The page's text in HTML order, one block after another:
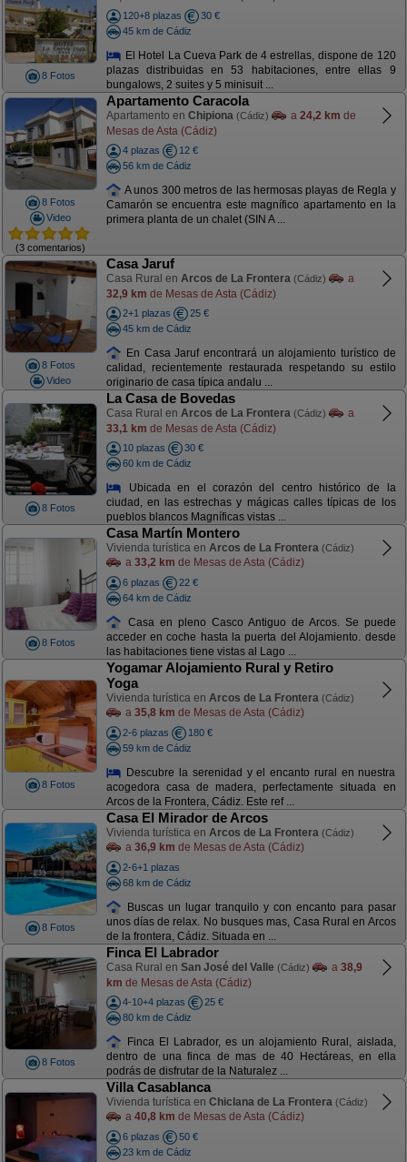
8 Fotos
120+8 plazas
30 €
45 km de Cádiz
El Hotel La Cueva Park de 4 estrellas, dispone de 120
plazas distribuidas en 53 habitaciones, entre ellas 9
bungalows, 2 suites y 5 minisuit ...
8 Fotos
Video
(3 comentarios)
Apartamento Caracola
Apartamento en Chipiona (Cádiz) a 24,2 km de
Mesas de Asta (Cádiz)
4 plazas
12 €
56 km de Cádiz
A unos 300 metros de las hermosas playas de Regla y
Camarón se encuentra este magnífico apartamento en la
primera planta de un chalet (SIN A ...
8 Fotos
Video
Casa Jaruf
Casa Rural en Arcos de La Frontera (Cádiz)
a
32,9 km de Mesas de Asta (Cádiz)
2+1 plazas
25 €
45 km de Cádiz
En Casa Jaruf encontrará un alojamiento turístico de
calidad, recientemente restaurada respetando su estilo
originario de casa típica andalu ...
8 Fotos
La Casa de Bovedas
Casa Rural en Arcos de La Frontera (Cádiz)
a
33,1 km de Mesas de Asta (Cádiz)
10 plazas
30 €
60 km de Cádiz
Ubicada en el corazón del centro histórico de la
ciudad, en las estrechas y mágicas calles típicas de los
pueblos blancos Magníficas vistas ...
8 Fotos
Casa Martín Montero
Vivienda turística en Arcos de La Frontera (Cádiz)
a 33,2 km de Mesas de Asta (Cádiz)
6 plazas
22 €
64 km de Cádiz
Casa en pleno Casco Antiguo de Arcos. Se puede
acceder en coche hasta la puerta del Alojamiento. desde
las habitaciones tiene vistas al Lago ...
8 Fotos
Yogamar Alojamiento Rural y Retiro
Yoga
Vivienda turística en Arcos de La Frontera (Cádiz)
a 35,8 km de Mesas de Asta (Cádiz)
2-6 plazas
180 €
59 km de Cádiz
Descubre la serenidad y el encanto rural en nuestra
acogedora casa de madera, perfectamente situada en
Arcos de la Frontera, Cádiz. Este ref ...
8 Fotos
Casa El Mirador de Arcos
Vivienda turística en Arcos de La Frontera (Cádiz)
a 36,9 km de Mesas de Asta (Cádiz)
2-6+1 plazas
68 km de Cádiz
Buscas un lugar tranquilo y con encanto para pasar
unos días de relax. No busques mas, Casa Rural en Arcos
de la frontera, Cádiz. Situada en ...
8 Fotos
Finca El Labrador
Casa Rural en San José del Valle (Cádiz) a 38,9
km de Mesas de Asta (Cádiz)
4-10+4 plazas
25 €
80 km de Cádiz
Finca El Labrador, es un alojamiento Rural, aislada,
dentro de una finca de mas de 40 Hectáreas, en ella
podrás de disfrutar de la Naturalez ...
Villa Casablanca
Vivienda turística en Chiclana de La Frontera (Cádiz)
a 40,8 km de Mesas de Asta (Cádiz)
6 plazas
50 €
23 km de Cádiz